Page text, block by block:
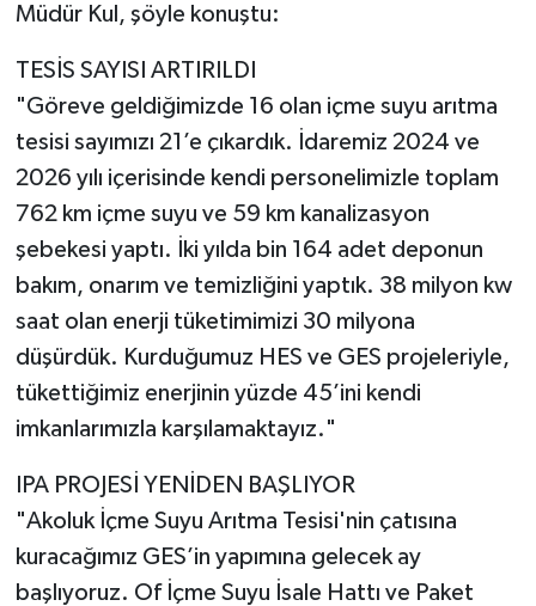
Müdür Kul, şöyle konuştu:
TESİS SAYISI ARTIRILDI
"Göreve geldiğimizde 16 olan içme suyu arıtma
tesisi sayımızı 21’e çıkardık. İdaremiz 2024 ve
2026 yılı içerisinde kendi personelimizle toplam
762 km içme suyu ve 59 km kanalizasyon
şebekesi yaptı. İki yılda bin 164 adet deponun
bakım, onarım ve temizliğini yaptık. 38 milyon kw
saat olan enerji tüketimimizi 30 milyona
düşürdük. Kurduğumuz HES ve GES projeleriyle,
tükettiğimiz enerjinin yüzde 45’ini kendi
imkanlarımızla karşılamaktayız."
IPA PROJESİ YENİDEN BAŞLIYOR
"Akoluk İçme Suyu Arıtma Tesisi'nin çatısına
kuracağımız GES’in yapımına gelecek ay
başlıyoruz. Of İçme Suyu İsale Hattı ve Paket